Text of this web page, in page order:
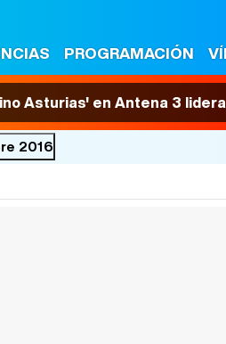
PROGRAMACIÓN
Asturias' en Antena 3
2016